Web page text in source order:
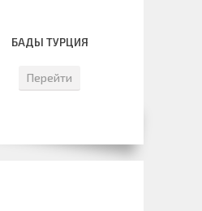
БАДЫ ТУРЦИЯ
Перейти